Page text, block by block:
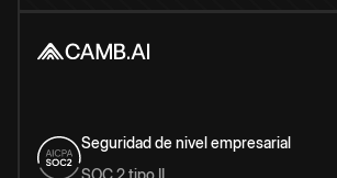
Seguridad de nivel empresarial